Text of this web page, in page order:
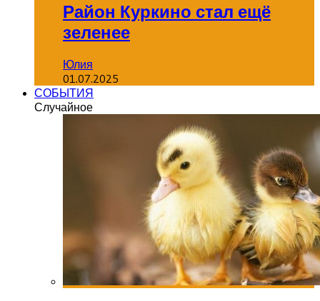
Район Куркино стал ещё
зеленее
Юлия
01.07.2025
СОБЫТИЯ
Случайное